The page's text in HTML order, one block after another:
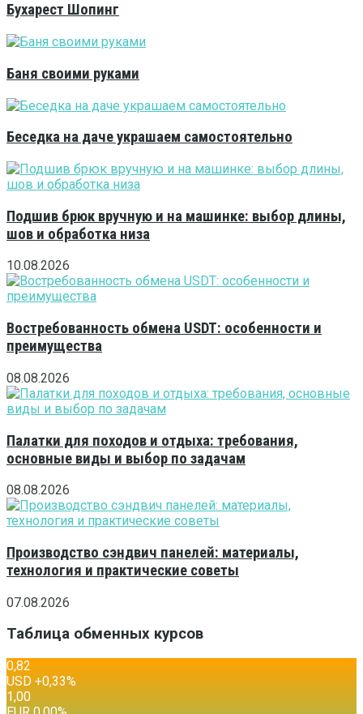
Бухарест Шопинг
Баня своими руками
Беседка на даче украшаем самостоятельно
Подшив брюк вручную и на машинке: выбор длины,
шов и обработка низа
10.08.2026
Востребованность обмена USDT: особенности и
преимущества
08.08.2026
Палатки для походов и отдыха: требования,
основные виды и выбор по задачам
08.08.2026
Производство сэндвич панелей: материалы,
технология и практические советы
07.08.2026
Таблица обменных курсов
0,82
USD +0,33%
1,00